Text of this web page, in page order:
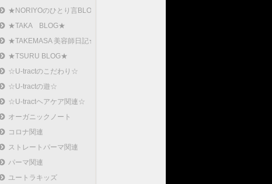
★NORIYOのひとり言BLOG
★TAKA BLOG★
★TAKEMASA 美容師日記★
★TSURU BLOG★
☆U-tractのこだわり☆
☆U-tractの遊☆
☆U-tractヘアケア関連☆
オーガニックノート
コロナ関連
ストレートパーマ関連
パーマ関連
ユートラキッズ